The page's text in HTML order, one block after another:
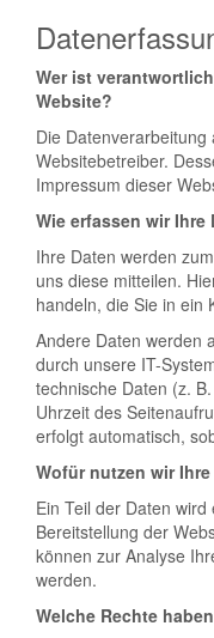
Wer ist
Website?
Die
Websitebetreiber.
Impressum dieser
Wie erfassen wir Ihre
Ihre Daten werden
uns diese mitteilen.
handeln, die Sie in ein
Andere Daten werden
durch unsere IT-
technische Daten (z.
Uhrzeit des
erfolgt automatisch,
Wofür nutzen wir
Ein Teil der Daten
Bereitstellung der
können zur Analyse
werden.
Welche Rechte